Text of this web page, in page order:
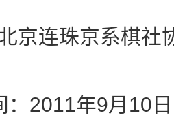
连珠京系棋社
年9月10日